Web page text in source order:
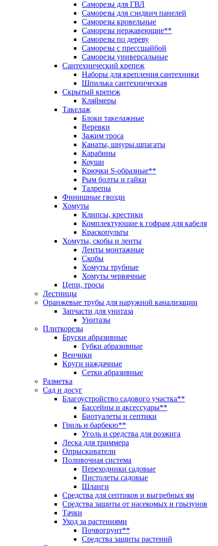
Саморезы для ГВЛ
Саморезы для сэндвич панелей
Саморезы кровельные
Саморезы нержавеющие**
Саморезы по дереву
Саморезы с прессшайбой
Саморезы универсальные
Сантехнический крепеж
Наборы для крепления сантехники
Шпилька сантехническая
Скрытый крепеж
Кляймеры
Такелаж
Блоки такелажные
Веревки
Зажим троса
Канаты, шнуры.шпагаты
Карабины
Коуши
Крючки S-образные**
Рым болты и гайки
Талрепы
Финишные гвозди
Хомуты
Клипсы, крестики
Комплектующие к гофрам для кабеля
Краскопульты
Хомуты, скобы и ленты
Ленты монтажные
Скобы
Хомуты трубные
Хомуты червячные
Цепи, тросы
Лестницы
Оранжевые трубы для наружной канализации
Запчасти для унитаза
Унитазы
Плиткорезы
Бруски абразивные
Губки абразивные
Венчики
Круги наждачные
Сетки абразивные
Разметка
Сад и досуг
Благоустройство садового участка**
Бассейны и аксессуары**
Биотуалеты и септики
Гриль и барбекю**
Уголь и средства для розжига
Леска для триммера
Опрыскиватели
Поливочная система
Переходники садовые
Пистолеты садовые
Шланги
Средства для септиков и выгребных ям
Средства защиты от насекомых и грызунов
Тачки
Уход за растениями
Почвогрунт**
Средства защиты растений